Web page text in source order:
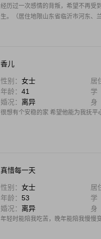
经历过一次感情的背叛，希望不再受
生。（居住地限山东省临沂市河东、
香儿
性别： 女士 居
年龄： 41 学
婚况： 离异 身
很想有个安稳的家 希望他能为我抚
真惜每一天
性别： 女士 居
年龄： 53 学
婚况： 离异 身
年轻时能陪我吃苦，晚年能陪我慢慢